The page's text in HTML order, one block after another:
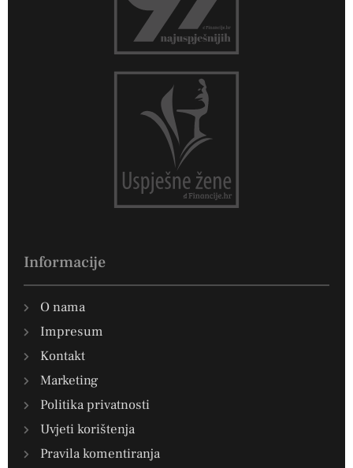
Informacije
O nama
Impresum
Kontakt
Marketing
Politika privatnosti
Uvjeti korištenja
Pravila komentiranja